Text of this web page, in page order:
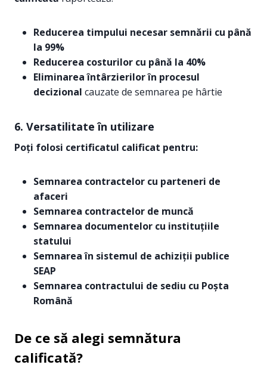
Reducerea timpului necesar semnării cu până
la 99%
Reducerea costurilor cu până la 40%
Eliminarea întârzierilor în procesul
decizional cauzate de semnarea pe hârtie
6. Versatilitate în utilizare
Poți folosi certificatul calificat pentru:
Semnarea contractelor cu parteneri de
afaceri
Semnarea contractelor de muncă
Semnarea documentelor cu instituțiile
statului
Semnarea în sistemul de achiziții publice
SEAP
Semnarea contractului de sediu cu Poșta
Română
De ce să alegi semnătura
calificată?